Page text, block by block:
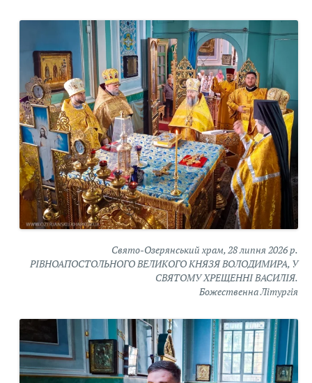
Свято-Озерянський храм, 28 липня 2026 р.
РІВНОАПОСТОЛЬНОГО ВЕЛИКОГО КНЯЗЯ ВОЛОДИМИРА, У
СВЯТОМУ ХРЕЩЕННІ ВАСИЛІЯ.
Божественна Літургія